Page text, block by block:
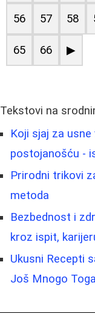
56 57 58
65 66 ▶
Tekstovi na
Koji sjaj za
postojanošću -
Prirodni trikovi
metoda
Bezbednost i
kroz ispit,
Ukusni Recepti
Još Mnogo Toga